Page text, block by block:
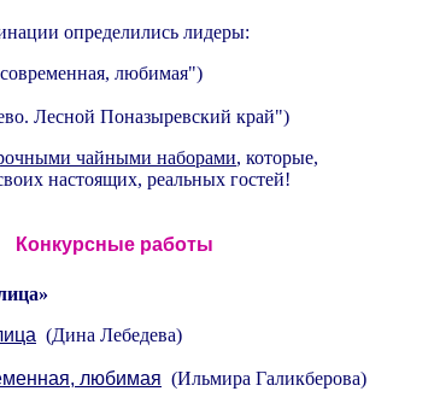
определились лидеры:
любимая")
Лесной Поназыревский край")
чайными наборами, которые,
настоящих, реальных гостей!
Конкурсные работы
(Дина Лебедева)
любимая (Ильмира Галикберова)